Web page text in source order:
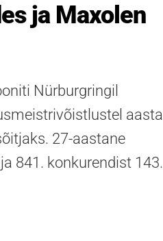
ja Maxolen
Nürburgringil
aasta
27-aastane
841. konkurendist 143.